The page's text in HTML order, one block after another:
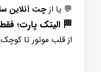
💬 یا ازچت آنلاین
🏁 الیتک پارت؛
از قلب موتور تا